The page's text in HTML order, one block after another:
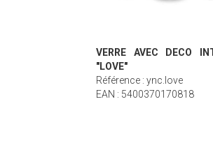
VERRE AVEC DECO
"LOVE"
Référence : ync.love
EAN : 5400370170818